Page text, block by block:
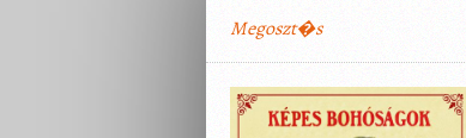
Megoszt�s